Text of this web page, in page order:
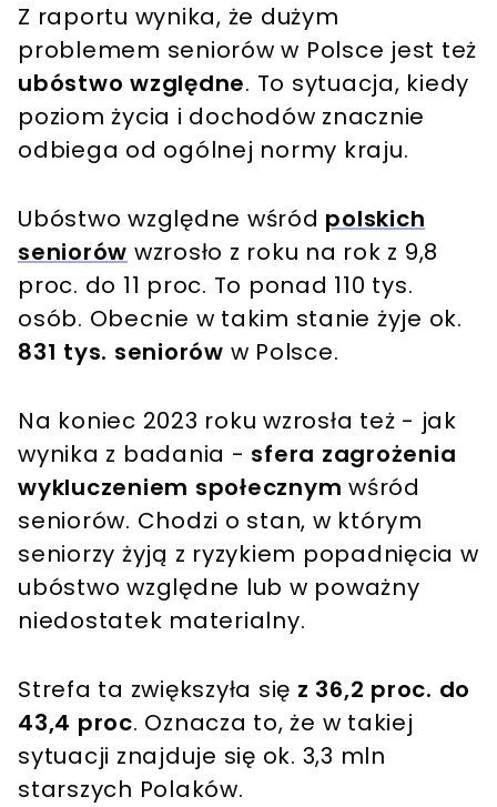
Z raportu wynika, że dużym
problemem seniorów w Polsce jest też
ubóstwo względne. To sytuacja, kiedy
poziom życia i dochodów znacznie
odbiega od ogólnej normy kraju.
Ubóstwo względne wśród polskich
seniorów wzrosło z roku na rok z 9,8
proc. do 11 proc. To ponad 110 tys.
osób. Obecnie w takim stanie żyje ok.
831 tys. seniorów w Polsce.
Na koniec 2023 roku wzrosła też - jak
wynika z badania - sfera zagrożenia
wykluczeniem społecznym wśród
seniorów. Chodzi o stan, w którym
seniorzy żyją z ryzykiem popadnięcia w
ubóstwo względne lub w poważny
niedostatek materialny.
Strefa ta zwiększyła się z 36,2 proc. do
43,4 proc. Oznacza to, że w takiej
sytuacji znajduje się ok. 3,3 mln
starszych Polaków.